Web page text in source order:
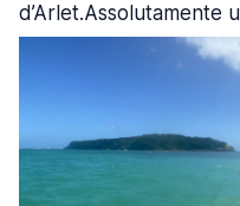
d’Arlet.Assolutamente